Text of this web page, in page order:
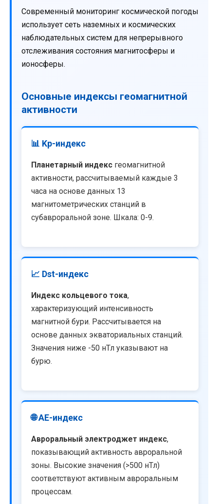
Современный мониторинг космической погоды
использует сеть наземных и космических
наблюдательных систем для непрерывного
отслеживания состояния магнитосферы и
ионосферы.
Основные индексы геомагнитной
активности
📊 Kp-индекс
Планетарный индекс геомагнитной
активности, рассчитываемый каждые 3
часа на основе данных 13
магнитометрических станций в
субавроральной зоне. Шкала: 0-9.
📈 Dst-индекс
Индекс кольцевого тока,
характеризующий интенсивность
магнитной бури. Рассчитывается на
основе данных экваториальных станций.
Значения ниже -50 нТл указывают на
бурю.
🌐 AE-индекс
Авроральный электроджет индекс,
показывающий активность авроральной
зоны. Высокие значения (>500 нТл)
соответствуют активным авроральным
процессам.